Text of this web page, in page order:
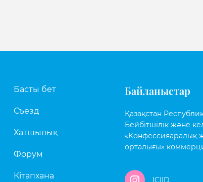
Басты бет
Съезд
Хатшылық
Форум
Кітапхана
Байланыстар
Қазақстан
Бейбітшілік және
«Конфессияаралық
орталығы»
ICIID